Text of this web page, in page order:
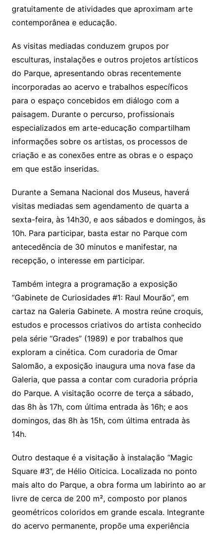
gratuitamente de atividades que aproximam arte
contemporânea e educação.
As visitas mediadas conduzem grupos por
esculturas, instalações e outros projetos artísticos
do Parque, apresentando obras recentemente
incorporadas ao acervo e trabalhos específicos
para o espaço concebidos em diálogo com a
paisagem. Durante o percurso, profissionais
especializados em arte-educação compartilham
informações sobre os artistas, os processos de
criação e as conexões entre as obras e o espaço
em que estão inseridas.
Durante a Semana Nacional dos Museus, haverá
visitas mediadas sem agendamento de quarta a
sexta-feira, às 14h30, e aos sábados e domingos, às
10h. Para participar, basta estar no Parque com
antecedência de 30 minutos e manifestar, na
recepção, o interesse em participar.
Também integra a programação a exposição
“Gabinete de Curiosidades #1: Raul Mourão”, em
cartaz na Galeria Gabinete. A mostra reúne croquis,
estudos e processos criativos do artista conhecido
pela série “Grades” (1989) e por trabalhos que
exploram a cinética. Com curadoria de Omar
Salomão, a exposição inaugura uma nova fase da
Galeria, que passa a contar com curadoria própria
do Parque. A visitação ocorre de terça a sábado,
das 8h às 17h, com última entrada às 16h; e aos
domingos, das 8h às 15h, com última entrada às
14h.
Outro destaque é a visitação à instalação “Magic
Square #3”, de Hélio Oiticica. Localizada no ponto
mais alto do Parque, a obra forma um labirinto ao ar
livre de cerca de 200 m², composto por planos
geométricos coloridos em grande escala. Integrante
do acervo permanente, propõe uma experiência